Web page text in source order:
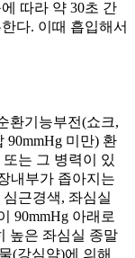
따라 약 30초 간
다. 이때 흡입해서
환기능부전(쇼크,
90mmHg 미만) 환
는 그 병력이 있
내부가 좁아지는
근경색, 좌심실
90mmHg 아래로
높은 좌심실 종말
(강심약)에 의해